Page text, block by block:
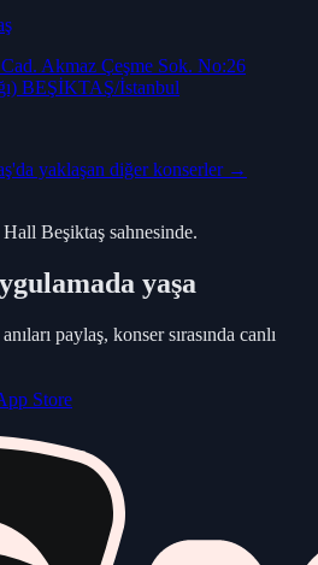
Akmaz Çeşme Sok. No:26
BEŞİKTAŞ/İstanbul
'da yaklaşan diğer konserler →
Beşiktaş sahnesinde.
yaşa
paylaş, konser sırasında canlı
Store